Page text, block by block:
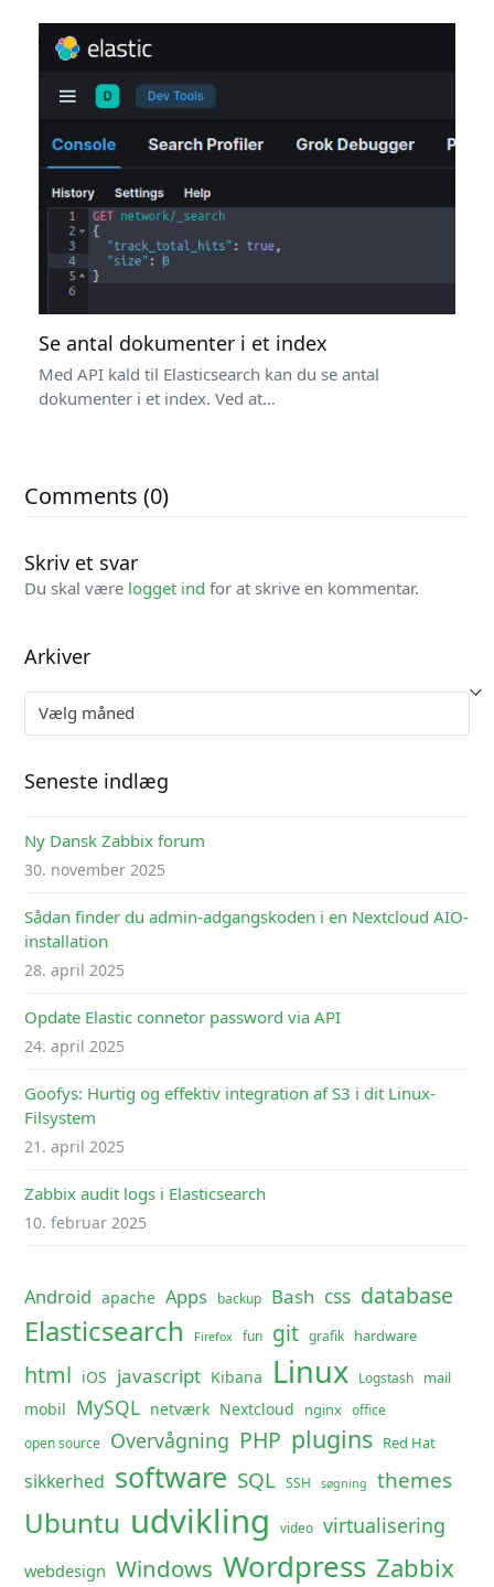
Se antal dokumenter i et index
Med API kald til Elasticsearch kan du se antal
dokumenter i et index. Ved at…
Comments (0)
Skriv et svar
Du skal være logget ind for at skrive en kommentar.
Arkiver
Arkiver
Seneste indlæg
Ny Dansk Zabbix forum
30. november 2025
Sådan finder du admin-adgangskoden i en Nextcloud AIO-
installation
28. april 2025
Opdate Elastic connetor password via API
24. april 2025
Goofys: Hurtig og effektiv integration af S3 i dit Linux-
Filsystem
21. april 2025
Zabbix audit logs i Elasticsearch
10. februar 2025
Android apache Apps backup Bash css database
Elasticsearch Firefox fun git grafik hardware
html iOS javascript Kibana Linux Logstash mail
mobil MySQL netværk Nextcloud nginx office
open source Overvågning PHP plugins Red Hat
sikkerhed software SQL SSH søgning themes
Ubuntu udvikling video virtualisering
webdesign Windows Wordpress Zabbix